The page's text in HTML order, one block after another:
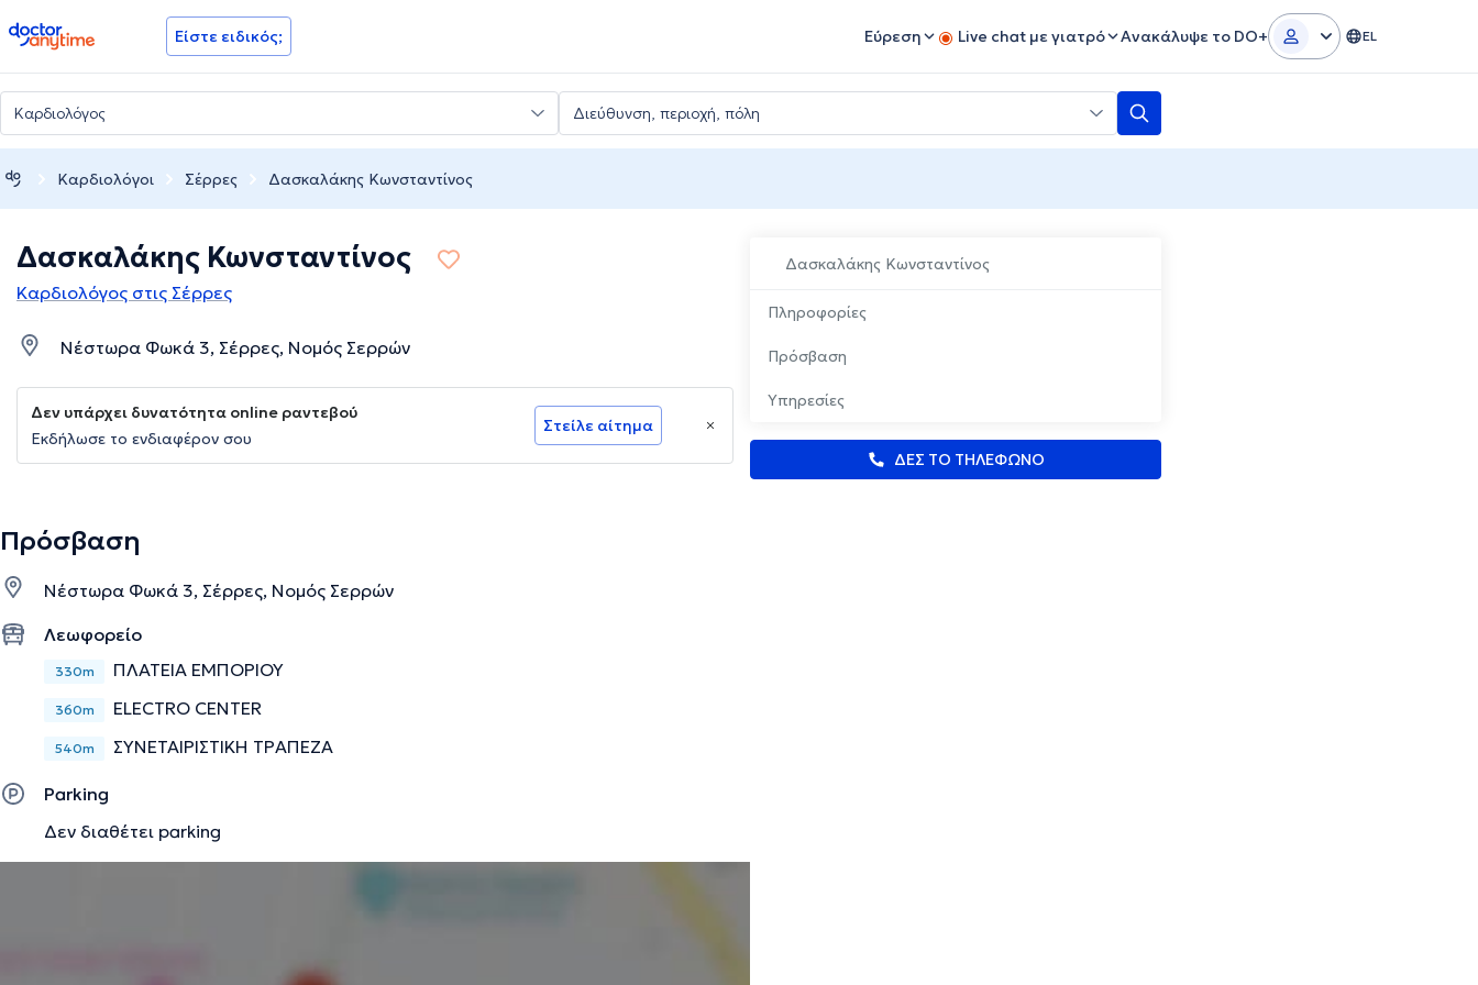
doctoranytime Είστε ειδικός; Εύρεση Live chat με γιατρό Ανακάλυψε το DO+ EL
Καρδιολόγοι Σέρρες Δασκαλάκης Κωνσταντίνος
Δασκαλάκης Κωνσταντίνος
Πληροφορίες
Πρόσβαση
Υπηρεσίες
ΔΕΣ ΤΟ ΤΗΛΕΦΩΝΟ
Δασκαλάκης Κωνσταντίνος
Καρδιολόγος στις Σέρρες
Νέστωρα Φωκά 3, Σέρρες, Νομός Σερρών
Δεν υπάρχει δυνατότητα online ραντεβού
Εκδήλωσε το ενδιαφέρον σου
Στείλε αίτημα
Πρόσβαση
Νέστωρα Φωκά 3, Σέρρες, Νομός Σερρών
Λεωφορείο
330m ΠΛΑΤΕΙΑ ΕΜΠΟΡΙΟΥ
360m ELECTRO CENTER
540m ΣΥΝΕΤΑΙΡΙΣΤΙΚΗ ΤΡΑΠΕΖΑ
Parking
Δεν διαθέτει parking